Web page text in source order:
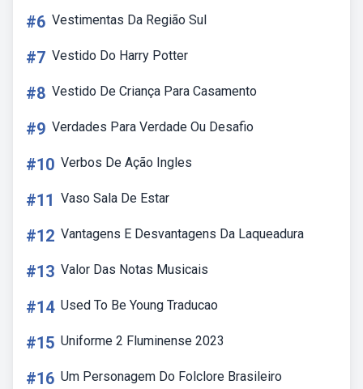
#6 Vestimentas Da Região Sul
#7 Vestido Do Harry Potter
#8 Vestido De Criança Para Casamento
#9 Verdades Para Verdade Ou Desafio
#10 Verbos De Ação Ingles
#11 Vaso Sala De Estar
#12 Vantagens E Desvantagens Da Laqueadura
#13 Valor Das Notas Musicais
#14 Used To Be Young Traducao
#15 Uniforme 2 Fluminense 2023
#16 Um Personagem Do Folclore Brasileiro